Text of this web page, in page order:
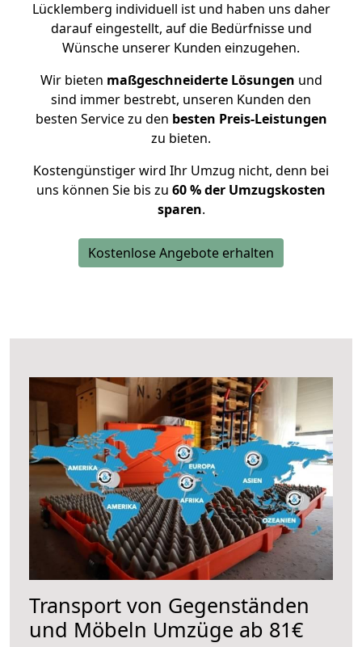
Lücklemberg individuell ist und haben uns daher
darauf eingestellt, auf die Bedürfnisse und
Wünsche unserer Kunden einzugehen.
Wir bieten maßgeschneiderte Lösungen und
sind immer bestrebt, unseren Kunden den
besten Service zu den besten Preis-Leistungen
zu bieten.
Kostengünstiger wird Ihr Umzug nicht, denn bei
uns können Sie bis zu 60 % der Umzugskosten
sparen.
Kostenlose Angebote erhalten
Transport von Gegenständen
und Möbeln Umzüge ab 81€